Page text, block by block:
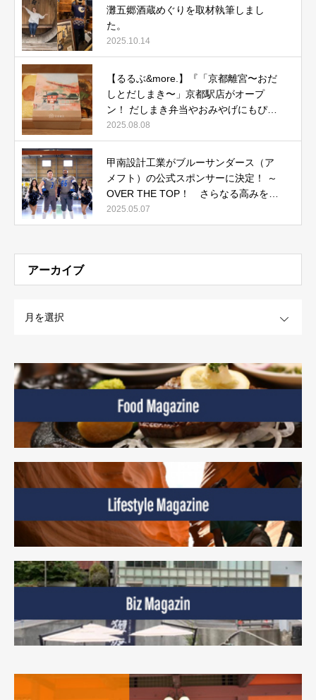
灘五郷酒蔵めぐりを取材執筆しまし
た。
2025.10.14
【るるぶ&more.】『「京都離宮〜おだ
しとだしまき〜」京都駅店がオープ
ン！ だしまき弁当やおみやげにもぴっ
たりな人気メニューをご紹介』記事公
開中
2025.08.08
甲南設計工業がブルーサンダース（ア
メフト）の公式スポンサーに決定！ ～
OVER THE TOP！ さらなる高みを目
指して～
2025.05.07
アーカイブ